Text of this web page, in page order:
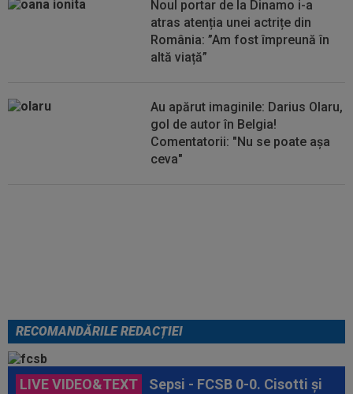
Noul portar de la Dinamo i-a
atras atenția unei actrițe din
România: ”Am fost împreună în
altă viață”
Au apărut imaginile: Darius Olaru,
gol de autor în Belgia!
Comentatorii: "Nu se poate așa
ceva"
RECOMANDĂRILE REDACȚIEI
LIVE VIDEO&TEXT
Sepsi - FCSB 0-0. Cisotti și